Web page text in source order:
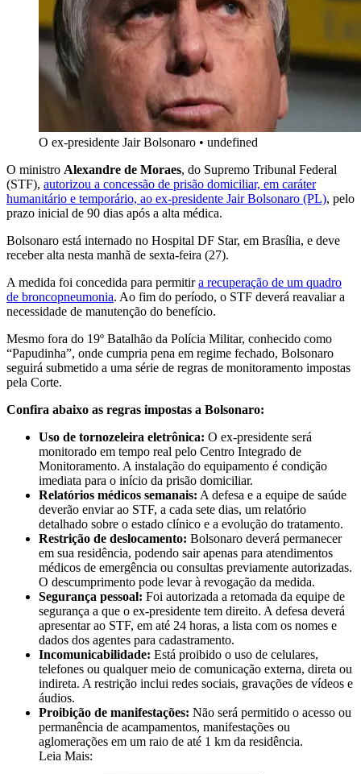
O ex-presidente Jair Bolsonaro • undefined
O ministro Alexandre de Moraes, do Supremo Tribunal Federal
(STF), autorizou a concessão de prisão domiciliar, em caráter
humanitário e temporário, ao ex-presidente Jair Bolsonaro (PL), pelo
prazo inicial de 90 dias após a alta médica.
Bolsonaro está internado no Hospital DF Star, em Brasília, e deve
receber alta nesta manhã de sexta-feira (27).
A medida foi concedida para permitira recuperação de um quadro
de broncopneumonia. Ao fim do período, o STF deverá reavaliar a
necessidade de manutenção do benefício.
Mesmo fora do 19º Batalhão da Polícia Militar, conhecido como
“Papudinha”, onde cumpria pena em regime fechado, Bolsonaro
seguirá submetido a uma série de regras de monitoramento impostas
pela Corte.
Confira abaixo as regras impostas a Bolsonaro:
Uso de tornozeleira eletrônica: O ex-presidente será
monitorado em tempo real pelo Centro Integrado de
Monitoramento. A instalação do equipamento é condição
imediata para o início da prisão domiciliar.
Relatórios médicos semanais: A defesa e a equipe de saúde
deverão enviar ao STF, a cada sete dias, um relatório
detalhado sobre o estado clínico e a evolução do tratamento.
Restrição de deslocamento: Bolsonaro deverá permanecer
em sua residência, podendo sair apenas para atendimentos
médicos de emergência ou consultas previamente autorizadas.
O descumprimento pode levar à revogação da medida.
Segurança pessoal: Foi autorizada a retomada da equipe de
segurança a que o ex-presidente tem direito. A defesa deverá
apresentar ao STF, em até 24 horas, a lista com os nomes e
dados dos agentes para cadastramento.
Incomunicabilidade: Está proibido o uso de celulares,
telefones ou qualquer meio de comunicação externa, direta ou
indireta. A restrição inclui redes sociais, gravações de vídeos e
áudios.
Proibição de manifestações: Não será permitido o acesso ou
permanência de acampamentos, manifestações ou
aglomerações em um raio de até 1 km da residência.
Leia Mais: